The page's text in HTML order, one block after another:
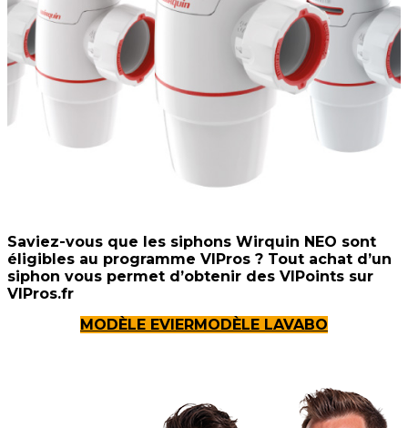
Saviez-vous que les siphons Wirquin NEO sont
éligibles au programme VIPros ? Tout achat d’un
siphon vous permet d’obtenir des VIPoints sur
VIPros.fr
MODÈLE EVIERMODÈLE LAVABO